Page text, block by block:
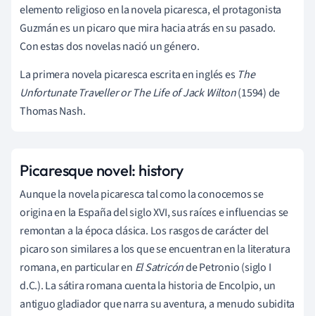
elemento religioso en la novela picaresca, el protagonista
Guzmán es un picaro que mira hacia atrás en su pasado.
Con estas dos novelas nació un género.
La primera novela picaresca escrita en inglés es The
Unfortunate Traveller or The Life of Jack Wilton(1594) de
Thomas Nash.
Picaresque novel: history
Aunque la novela picaresca tal como la conocemos se
origina en la España del siglo XVI, sus raíces e influencias se
remontan a la época clásica. Los rasgos de carácter del
picaro son similares a los que se encuentran en la literatura
romana, en particular en ElSatricónde Petronio (siglo I
d.C.). La sátira romana cuenta la historia de Encolpio, un
antiguo gladiador que narra su aventura, a menudo subidita